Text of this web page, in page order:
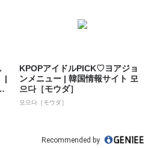
KPOPアイドルPICK♡ヨアジョ
ンメニュー | 韓国情報サイト 모
으다［モウダ］
모으다［モウダ］
Recommended by